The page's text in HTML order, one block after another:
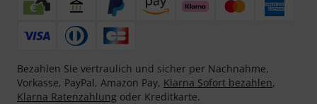
Bezahlen Sie vertraulich und sicher per Nachnahme,
Vorkasse, PayPal, Amazon Pay, Klarna Sofort bezahlen,
Klarna Ratenzahlung oder Kreditkarte.